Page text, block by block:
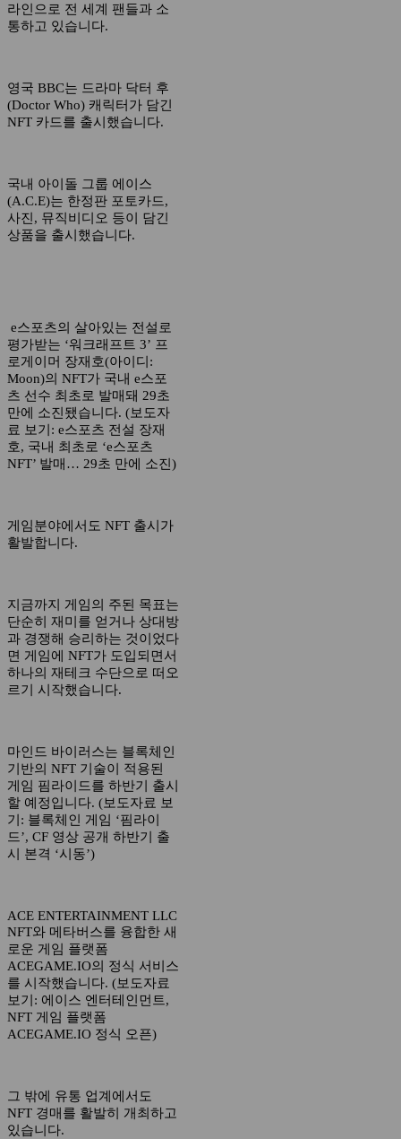
라인으로 전 세계 팬들과 소
통하고 있습니다.
영국 BBC는 드라마 닥터 후
(Doctor Who) 캐릭터가 담긴
NFT 카드를 출시했습니다.
국내 아이돌 그룹 에이스
(A.C.E)는 한정판 포토카드,
사진, 뮤직비디오 등이 담긴
상품을 출시했습니다.
e스포츠의 살아있는 전설로
평가받는 ‘워크래프트 3’ 프
로게이머 장재호(아이디:
Moon)의 NFT가 국내 e스포
츠 선수 최초로 발매돼 29초
만에 소진됐습니다. (보도자
료 보기: e스포츠 전설 장재
호, 국내 최초로 ‘e스포츠
NFT’ 발매… 29초 만에 소진)
게임분야에서도 NFT 출시가
활발합니다.
지금까지 게임의 주된 목표는
단순히 재미를 얻거나 상대방
과 경쟁해 승리하는 것이었다
면 게임에 NFT가 도입되면서
하나의 재테크 수단으로 떠오
르기 시작했습니다.
마인드 바이러스는 블록체인
기반의 NFT 기술이 적용된
게임 핌라이드를 하반기 출시
할 예정입니다. (보도자료 보
기: 블록체인 게임 ‘핌라이
드’, CF 영상 공개 하반기 출
시 본격 ‘시동’)
ACE ENTERTAINMENT LLC
NFT와 메타버스를 융합한 새
로운 게임 플랫폼
ACEGAME.IO의 정식 서비스
를 시작했습니다. (보도자료
보기: 에이스 엔터테인먼트,
NFT 게임 플랫폼
ACEGAME.IO 정식 오픈)
그 밖에 유통 업계에서도
NFT 경매를 활발히 개최하고
있습니다.